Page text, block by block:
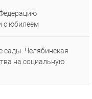
с юбилеем
сады. Челябинская
на социальную